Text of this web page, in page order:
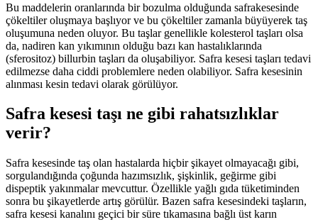
Bu maddelerin oranlarında bir bozulma olduğunda safrakesesinde
çökeltiler oluşmaya başlıyor ve bu çökeltiler zamanla büyüyerek taş
oluşumuna neden oluyor. Bu taşlar genellikle kolesterol taşları olsa
da, nadiren kan yıkımının olduğu bazı kan hastalıklarında
(sferositoz) billurbin taşları da oluşabiliyor. Safra kesesi taşları tedavi
edilmezse daha ciddi problemlere neden olabiliyor. Safra kesesinin
alınması kesin tedavi olarak görülüyor.
Safra kesesi taşı ne gibi rahatsızlıklar
verir?
Safra kesesinde taş olan hastalarda hiçbir şikayet olmayacağı gibi,
sorgulandığında çoğunda hazımsızlık, şişkinlik, geğirme gibi
dispeptik yakınmalar mevcuttur. Özellikle yağlı gıda tüketiminden
sonra bu şikayetlerde artış görülür. Bazen safra kesesindeki taşların,
safra kesesi kanalını geçici bir süre tıkamasına bağlı üst karın